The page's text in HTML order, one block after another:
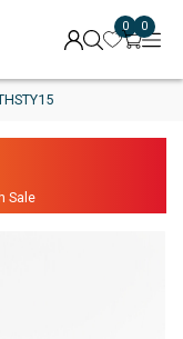
0 0
Sale